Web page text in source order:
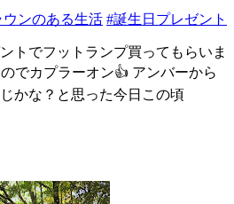
ウンのある生活 #誕生日プレゼント
トでフットランプ買ってもらいま
でカプラーオン👍 アンバーから
かな？と思った今日この頃